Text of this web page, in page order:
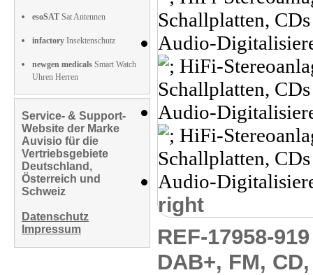
esoSAT Sat Antennen
infactory Insektenschutz
newgen medicals Smart Watch
Uhren Herren
Service- & Support-
Website der Marke
Auvisio für die
Vertriebsgebiete
Deutschland,
Österreich und
Schweiz
Datenschutz
Impressum
right
REF-17958-
DAB+, FM,